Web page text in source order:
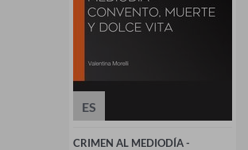
ES
CRIMEN AL MEDIODÍA -